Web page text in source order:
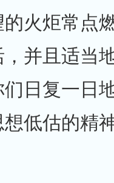
火炬常点
并且适当
日复一日
低估的精